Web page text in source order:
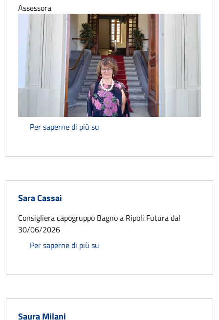
Assessora
Per saperne di più su
Sara Cassai
Consigliera capogruppo Bagno a Ripoli Futura dal
30/06/2026
Per saperne di più su
Saura Milani